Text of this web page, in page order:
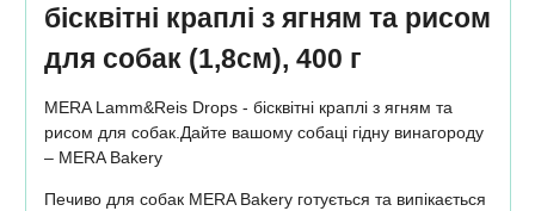
бісквітні краплі з ягням та рисом
для собак (1,8см), 400 г
MERA Lamm&Reis Drops - бісквітні краплі з ягням та
рисом для собак.Дайте вашому собаці гідну винагороду
– MERA Bakery
Печиво для собак MERA Bakery готується та випікається